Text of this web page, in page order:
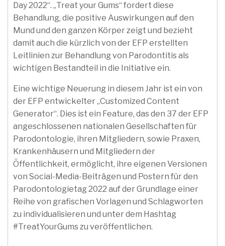
Day 2022“. „Treat your Gums“ fordert diese
Behandlung, die positive Auswirkungen auf den
Mund und den ganzen Körper zeigt und bezieht
damit auch die kürzlich von der EFP erstellten
Leitlinien zur Behandlung von Parodontitis als
wichtigen Bestandteil in die Initiative ein.
Eine wichtige Neuerung in diesem Jahr ist ein von
der EFP entwickelter „Customized Content
Generator“. Dies ist ein Feature, das den 37 der EFP
angeschlossenen nationalen Gesellschaften für
Parodontologie, ihren Mitgliedern, sowie Praxen,
Krankenhäusern und Mitgliedern der
Öffentlichkeit, ermöglicht, ihre eigenen Versionen
von Social-Media-Beiträgen und Postern für den
Parodontologietag 2022 auf der Grundlage einer
Reihe von grafischen Vorlagen und Schlagworten
zu individualisieren und unter dem Hashtag
#TreatYourGums zu veröffentlichen.